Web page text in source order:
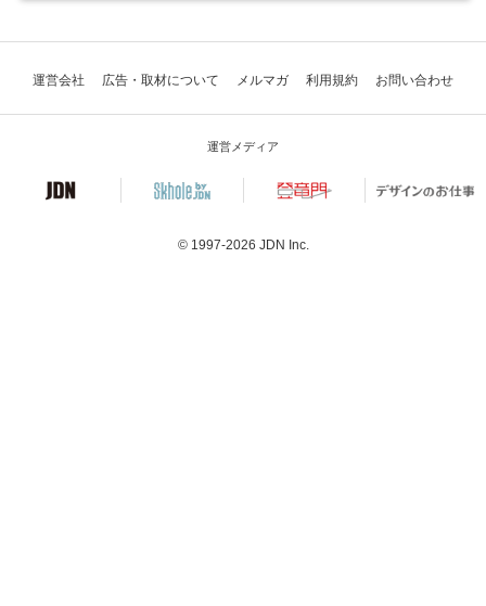
運営会社 広告・取材について メルマガ 利用規約 お問い合わせ
運営メディア
© 1997-2026 JDN Inc.